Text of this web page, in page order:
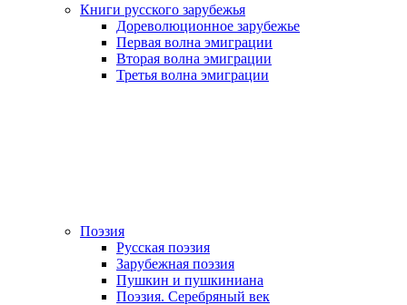
Книги русского зарубежья
Дореволюционное зарубежье
Первая волна эмиграции
Вторая волна эмиграции
Третья волна эмиграции
Поэзия
Русская поэзия
Зарубежная поэзия
Пушкин и пушкиниана
Поэзия. Серебряный век